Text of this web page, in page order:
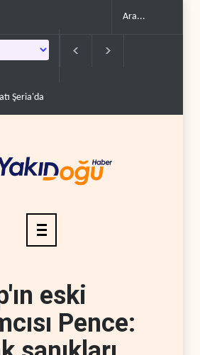
Şeria'da işgalci yerleşimcilere ..
eski
Pence: